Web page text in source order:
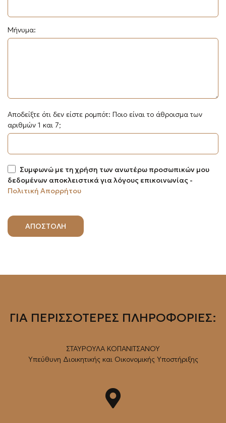
Μήνυμα:
Αποδείξτε ότι δεν είστε ρομπότ: Ποιο είναι το άθροισμα των
αριθμών 1 και 7;
Συμφωνώ με τη χρήση των ανωτέρω προσωπικών μου
δεδομένων αποκλειστικά για λόγους επικοινωνίας -
Πολιτική Απορρήτου
ΓΙΑ ΠΕΡΙΣΣΟΤΕΡΕΣ ΠΛΗΡΟΦΟΡΙΕΣ:
ΣΤΑΥΡΟΥΛΑ ΚΟΠΑΝΙΤΣΑΝΟΥ
Υπεύθυνη Διοικητικής και Οικονομικής Υποστήριξης